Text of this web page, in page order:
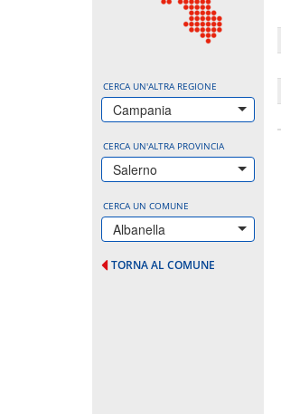
CERCA UN'ALTRA REGIONE
Campania
CERCA UN'ALTRA PROVINCIA
Salerno
CERCA UN COMUNE
Albanella
TORNA AL COMUNE